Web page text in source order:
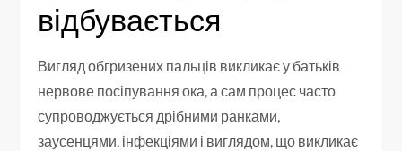
відбувається
Вигляд обгризених пальців викликає у батьків
нервове посіпування ока, а сам процес часто
супроводжується дрібними ранками,
заусенцями, інфекціями і виглядом, що викликає